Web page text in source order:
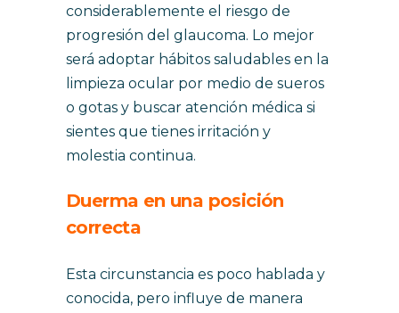
considerablemente el riesgo de
progresión del glaucoma. Lo mejor
será adoptar hábitos saludables en la
limpieza ocular por medio de sueros
o gotas y buscar atención médica si
sientes que tienes irritación y
molestia continua.
Duerma en una posición
correcta
Esta circunstancia es poco hablada y
conocida, pero influye de manera